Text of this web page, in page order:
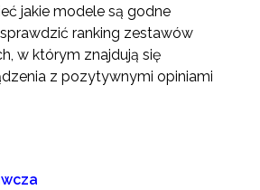
jakie modele są godne
ranking zestawów
w którym znajdują się
z pozytywnymi opiniami